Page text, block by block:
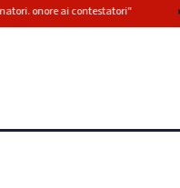
ai contestatori"